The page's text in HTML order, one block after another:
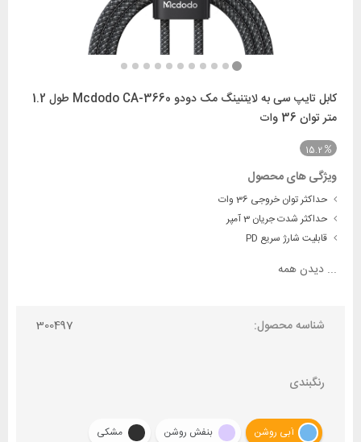
کابل تایپ سی به لایتنینگ مک دودو Mcdodo CA-3660 طول 1.2
متر توان 36 وات
15.2
ویژگی های محصول
حداکثر توان خروجی 36 وات
حداکثر شدت جریان 3 آمپر
قابلیت شارژ سریع PD
... دیدن همه
شناسه محصول: 300497
رنگبندی
آبی روشن بنفش روشن مشکی